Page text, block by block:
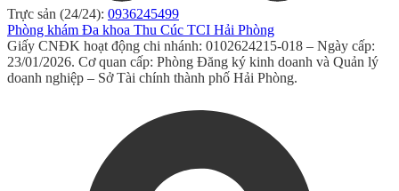
Trực sản (24/24): 0936245499
Phòng khám Đa khoa Thu Cúc TCI Hải Phòng
Giấy CNĐK hoạt động chi nhánh: 0102624215-018 – Ngày cấp:
23/01/2026. Cơ quan cấp: Phòng Đăng ký kinh doanh và Quản lý
doanh nghiệp – Sở Tài chính thành phố Hải Phòng.